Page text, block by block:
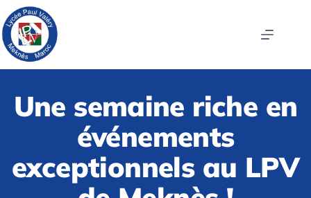
Une semaine riche en
événements
exceptionnels au LPV